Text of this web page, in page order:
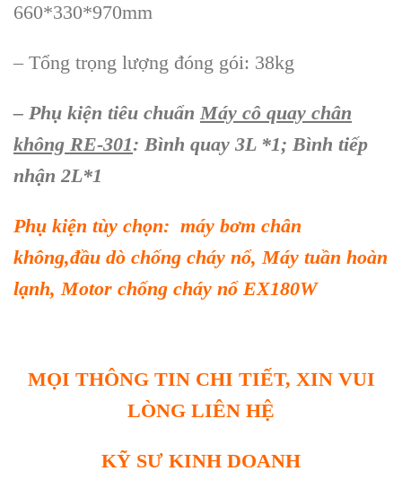
660*330*970mm
– Tổng trọng lượng đóng gói: 38kg
– Phụ kiện tiêu chuẩn Máy cô quay chân
không RE-301: Bình quay 3L *1; Bình tiếp
nhận 2L*1
Phụ kiện tùy chọn: máy bơm chân
không,đầu dò chống cháy nổ, Máy tuần hoàn
lạnh, Motor chống cháy nổ EX180W
MỌI THÔNG TIN CHI TIẾT, XIN VUI
LÒNG LIÊN HỆ
KỸ SƯ KINH DOANH